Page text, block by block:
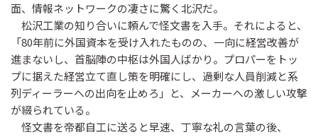
面、情報ネットワークの凄さに驚く北沢だ。
松沢工業の知り合いに頼んで怪文書を入手。それによると、
「80年前に外国資本を受け入れたものの、一向に経営改善が
進まないし、首脳陣の中枢は外国人ばかり。プロパーをトッ
プに据えた経営立て直し策を明確にし、過剰な人員削減と系
列ディーラーへの出向を止めろ」と、メーカーへの激しい攻撃
が綴られている。
怪文書を帝都自工に送ると早速、丁寧な礼の言葉の後、